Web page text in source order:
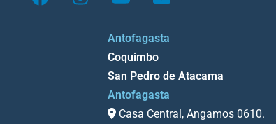
Antofagasta
Coquimbo
San Pedro de Atacama
Antofagasta
Casa Central, Angamos 0610.